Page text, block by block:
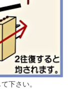
て下さい。